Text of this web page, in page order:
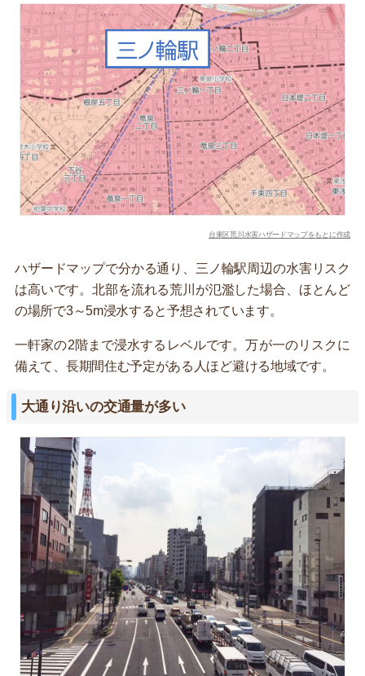
台東区荒川水害ハザードマップをもとに作成
ハザードマップで分かる通り、三ノ輪駅周辺の水害リスク
は高いです。北部を流れる荒川が氾濫した場合、ほとんど
の場所で3～5m浸水すると予想されています。
一軒家の2階まで浸水するレベルです。万が一のリスクに
備えて、長期間住む予定がある人ほど避ける地域です。
大通り沿いの交通量が多い